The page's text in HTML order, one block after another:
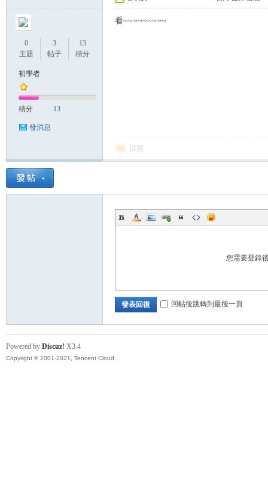
0
主題
3
帖子
13
積分
初學者
積分 13
發消息
看~~~~~~~~~
回復
您需要登錄
發表回復 回帖後跳轉到最後一頁
Powered by Discuz! X3.4
Copyright © 2001-2021, Tencent Cloud.